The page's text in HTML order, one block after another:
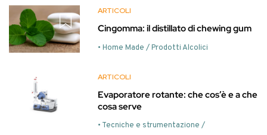
ARTICOLI
Cingomma: il distillato di chewing gum
• Home Made / Prodotti Alcolici
ARTICOLI
Evaporatore rotante: che cos’è e a che
cosa serve
• Tecniche e strumentazione /